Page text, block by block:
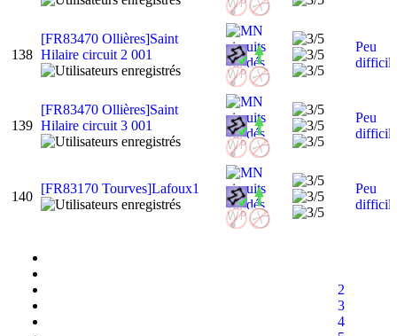
2
3
4
138
[FR83470 Ollières]Saint
Hilaire circuit 2 001
Peu
139
[FR83470 Ollières]Saint
Hilaire circuit 3 001
Peu
140
[FR83170 Tourves]Lafoux1
Peu